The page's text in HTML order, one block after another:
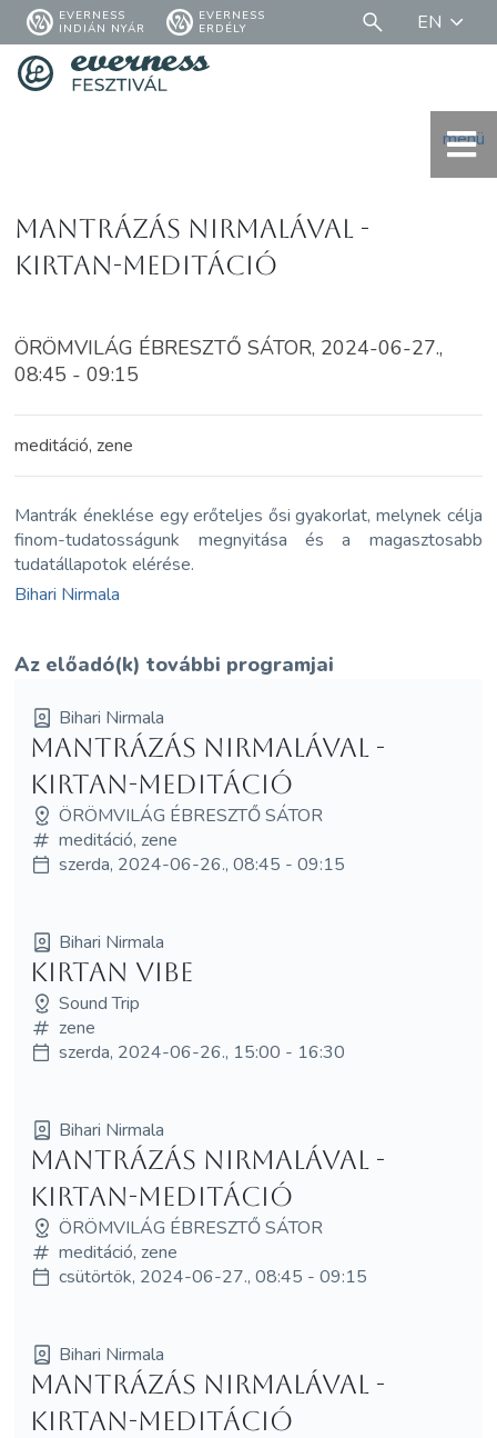
EVERNESS
INDIÁN NYÁR
EVERNESS
ERDÉLY
EN
menü
Mantrázás Nirmalával -
Kirtan-meditáció
ÖRÖMVILÁG ÉBRESZTŐ SÁTOR, 2024-06-27.,
08:45 - 09:15
meditáció, zene
Mantrák éneklése egy erőteljes ősi gyakorlat, melynek célja
finom-tudatosságunk megnyitása és a magasztosabb
tudatállapotok elérése.
Bihari Nirmala
Az előadó(k) további programjai
Bihari Nirmala
Mantrázás Nirmalával -
Kirtan-meditáció
ÖRÖMVILÁG ÉBRESZTŐ SÁTOR
meditáció, zene
szerda, 2024-06-26., 08:45 - 09:15
Bihari Nirmala
Kirtan Vibe
Sound Trip
zene
szerda, 2024-06-26., 15:00 - 16:30
Bihari Nirmala
Mantrázás Nirmalával -
Kirtan-meditáció
ÖRÖMVILÁG ÉBRESZTŐ SÁTOR
meditáció, zene
csütörtök, 2024-06-27., 08:45 - 09:15
Bihari Nirmala
Mantrázás Nirmalával -
Kirtan-meditáció